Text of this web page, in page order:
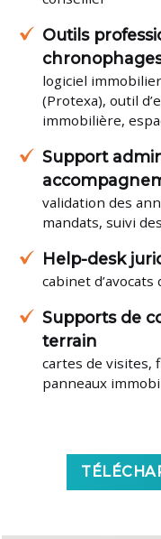
Outils
logiciel
(Protexa), outil
immobilière,
Support
validation des
mandats, suivi
Help-desk
cabinet d’avocats
Supports de
terrain
cartes de visites,
panneaux